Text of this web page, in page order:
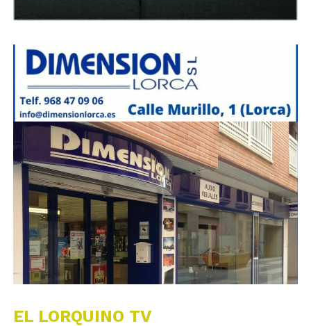
EL LORQUINO TV